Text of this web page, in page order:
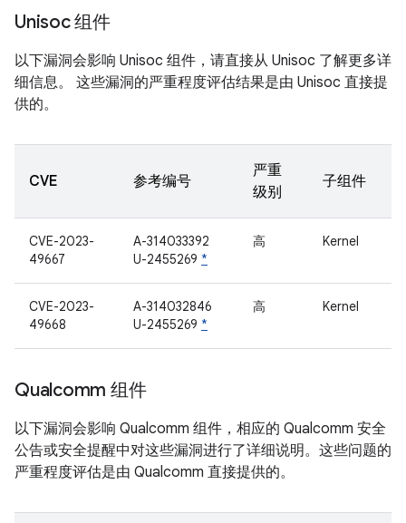
Unisoc 组件
以下漏洞会影响 Unisoc 组件，请直接从 Unisoc 了解更多详
细信息。 这些漏洞的严重程度评估结果是由 Unisoc 直接提
供的。
CVE 参考编号
严重
级别
子组件
CVE-2023-
49667
A-314033392
U-2455269 *
高 Kernel
CVE-2023-
49668
A-314032846
U-2455269 *
高 Kernel
Qualcomm 组件
以下漏洞会影响 Qualcomm 组件，相应的 Qualcomm 安全
公告或安全提醒中对这些漏洞进行了详细说明。这些问题的
严重程度评估是由 Qualcomm 直接提供的。